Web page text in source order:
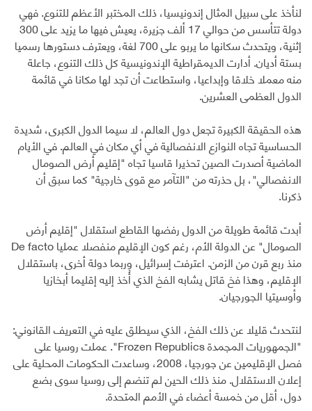
لنأخذ على سبيل المثال إندونيسيا، ذلك المختبر الأعظم للتنوع. فهي
دولة تتأسس من حوالي 17 ألف جزيرة، يعيش فيها ما يزيد على 300
إثنية، ويتحدث سكانها ما يربو على 700 لغة، ويعترف دستورها رسميا
بستة أديان. أدارت الديمقراطية الإندونيسية كل ذلك التنوع، جاعلة
منه معملا خلاقا وإبداعيا، واستطاعت أن تجد لها مكانا في قائمة
الدول العظمى العشرين.
هذه الحقيقة الكبيرة تجعل دول العالم، لا سيما الدول الكبرى، شديدة
الحساسية تجاه النوازع الانفصالية في أي مكان في العالم. في الأيام
الماضية أصدرت الصين تحذيرا قاسيا تجاه "إقليم أرض الصومال
الانفصالي"، بل حذرته من "التآمر مع قوى خارجية" كما سبق أن
ذكرنا.
أبدت قائمة طويلة من الدول رفضها القاطع استقلال "إقليم أرض
الصومال" عن الدولة الأم، رغم كون الإقليم منفصلا عمليا De facto
منذ ربع قرن من الزمن. اعترفت إسرائيل، وربما دولة أخرى، باستقلال
الإقليم، وهذا فخ قاتل يشابه الفخ الذي أُخذ إليه إقليما أبخازيا
وأوسيتيا الجورجيان.
لنتحدث قليلا عن ذلك الفخ، الذي سيطلق عليه في التعريف القانوني:
"الجمهوريات المجمدة Frozen Republics". عملت روسيا على
فصل الإقليمين عن جورجيا، 2008، وساعدت الحكومات المحلية على
إعلان الاستقلال. منذ ذلك الحين لم تنضم إلى روسيا سوى بضع
دول، أقل من خمسة أعضاء في الأمم المتحدة.